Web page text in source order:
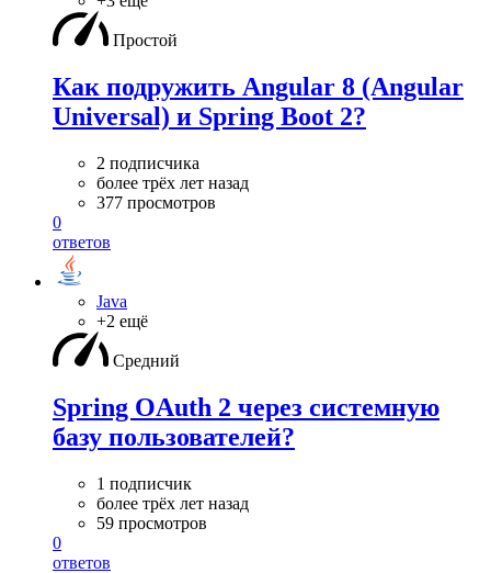
Простой
Как подружить Angular 8 (Angular
Universal) и Spring Boot 2?
2 подписчика
более трёх лет назад
377 просмотров
0
ответов
Java
+2 ещё
Средний
Spring OAuth 2 через системную
базу пользователей?
1 подписчик
более трёх лет назад
59 просмотров
0
ответов